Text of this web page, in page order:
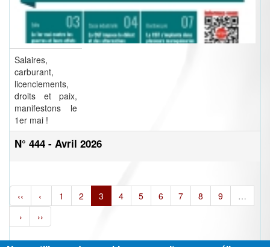
Salaires,
carburant,
licenciements,
droits et paix,
manifestons le
1er mai !
N° 444 - Avril 2026
‹‹ ‹ 1 2 3 4 5 6 7 8 9
…
›
››